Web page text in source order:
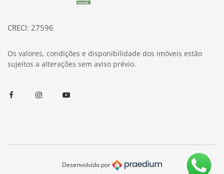
CRECI: 27596
Os valores, condições e disponibilidade dos imóveis estão
sujeitos a alterações sem aviso prévio.
FacebookInstagramYoutube
Desenvolvido por